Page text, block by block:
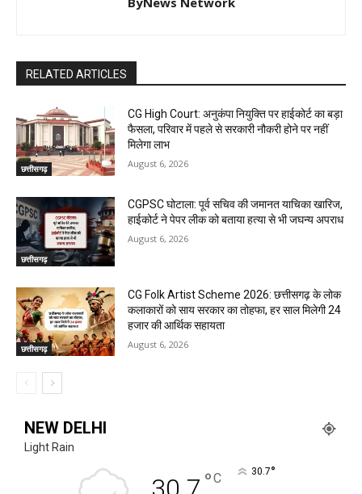
RELATED ARTICLES
छत्तीसगढ़
CG High Court: अनुकंपा नियुक्ति पर हाईकोर्ट का बड़ा
फैसला, परिवार में पहले से सरकारी नौकरी होने पर नहीं
मिलेगा लाभ
August 6, 2026
छत्तीसगढ़
CGPSC घोटाला: पूर्व सचिव की जमानत याचिका खारिज,
हाईकोर्ट ने पेपर लीक को बताया हत्या से भी जघन्य अपराध
August 6, 2026
छत्तीसगढ़
CG Folk Artist Scheme 2026: छत्तीसगढ़ के लोक
कलाकारों को साय सरकार का तोहफा, हर साल मिलेगी 24
हजार की आर्थिक सहायता
August 6, 2026
NEW DELHI
Light Rain
°C 30.7°